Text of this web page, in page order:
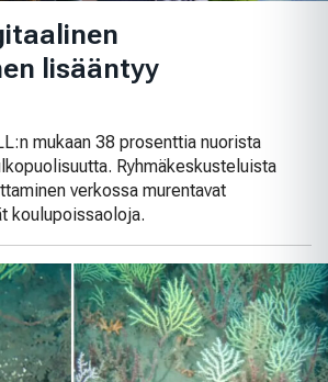
lisääntyy
mukaan 38 prosenttia nuorista
Ryhmäkeskusteluista
verkossa murentavat
koulupoissaoloja.